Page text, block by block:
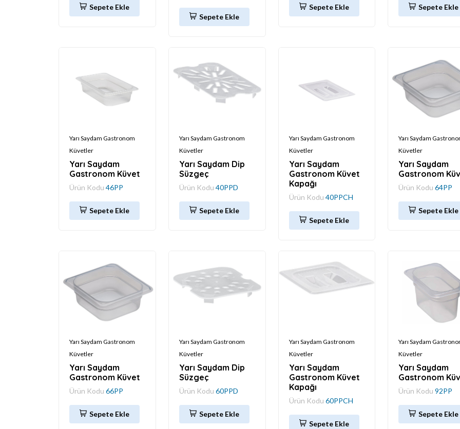
Sepete Ekle
Sepete Ekle
Sepete Ekle Sepete Ekle
Yarı Saydam Gastronom
Küvetler
Yarı Saydam
Gastronom Küvet
Ürün Kodu 46PP
Sepete Ekle
Yarı Saydam Gastronom
Küvetler
Yarı Saydam Dip
Süzgeç
Ürün Kodu 40PPD
Sepete Ekle
Yarı Saydam Gastronom
Küvetler
Yarı Saydam
Gastronom Küvet
Kapağı
Ürün Kodu 40PPCH
Sepete Ekle
Yarı Saydam
Küvetler
Yarı Saydam
Gastronom
Ürün Kodu64PP
Sepete Ekle
Yarı Saydam Gastronom
Küvetler
Yarı Saydam
Gastronom Küvet
Ürün Kodu 66PP
Sepete Ekle
Yarı Saydam Gastronom
Küvetler
Yarı Saydam Dip
Süzgeç
Ürün Kodu 60PPD
Sepete Ekle
Yarı Saydam Gastronom
Küvetler
Yarı Saydam
Gastronom Küvet
Kapağı
Ürün Kodu 60PPCH
Sepete Ekle
Yarı Saydam
Küvetler
Yarı Saydam
Gastronom
Ürün Kodu92PP
Sepete Ekle